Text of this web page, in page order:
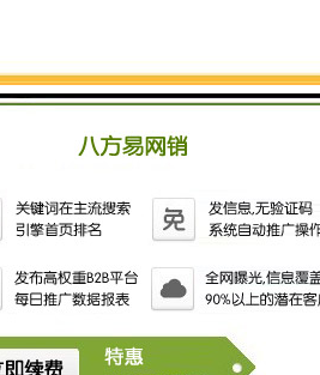
现了工地环境的实时监测和自动化控制
，自动控制喷淋系统的启停、喷淋时间
隔，以满足不同场景下的喷淋需求，提
时模式、循环模式、手动模式等，可以
户友好的操作界面，安装和操作都比较